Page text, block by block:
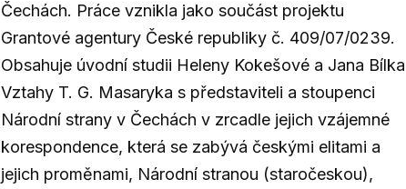
Čechách. Práce vznikla jako součást projektu
Grantové agentury České republiky č. 409/07/0239.
Obsahuje úvodní studii Heleny Kokešové a Jana Bílka
Vztahy T. G. Masaryka s představiteli a stoupenci
Národní strany v Čechách v zrcadle jejich vzájemné
korespondence, která se zabývá českými elitami a
jejich proměnami, Národní stranou (staročeskou),